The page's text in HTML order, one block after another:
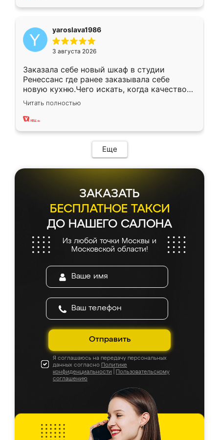
yaroslava1986
3 августа 2026
Заказала себе новый шкаф в студии
Ренессанс где ранее заказывала себе
новую кухню.Чего искать, когда качеством
вполне довольна. Служит кухня уже почти
два года, нареканий нет.
Читать полностью
Еще
ЗАКАЗАТЬ
БЕСПЛАТНОЕ ТАКСИ
ДО НАШЕГО САЛОНА
Из любой точки Москвы и
Московской области!
Отправить
Я соглашаюсь на передачу персональных
данных согласно Политике
конфиденциальности
Пользовательскому
соглашению